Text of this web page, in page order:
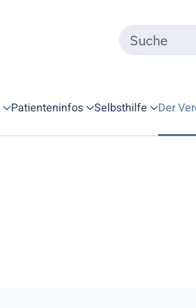
Patienteninfos Selbsthilfe Der